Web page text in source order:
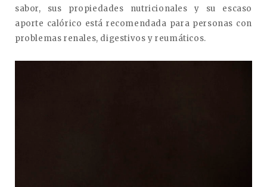
sabor, sus propiedades nutricionales y su escaso
aporte calórico está recomendada para personas con
problemas renales, digestivos y reumáticos.